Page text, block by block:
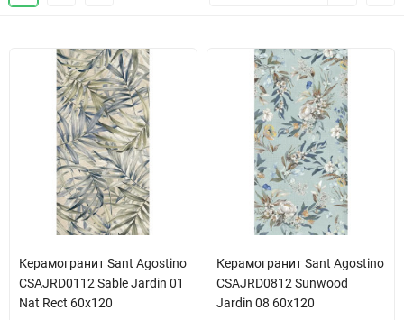
Керамогранит Sant Agostino
CSAJRD0112 Sable Jardin 01
Nat Rect 60x120
Керамогранит Sant Agostino
CSAJRD0812 Sunwood
Jardin 08 60x120